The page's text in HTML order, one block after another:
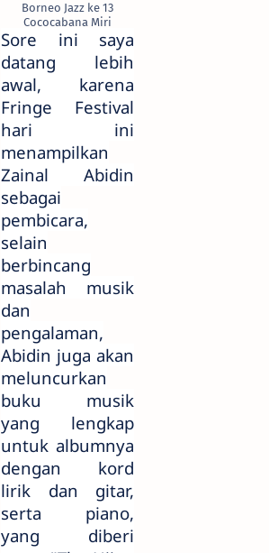
Borneo Jazz ke 13
Cococabana Miri
Sore ini saya
datang lebih
awal, karena
Fringe Festival
hari ini
menampilkan
Zainal Abidin
sebagai
pembicara,
selain
berbincang
masalah musik
dan
pengalaman,
Abidin juga akan
meluncurkan
buku musik
yang lengkap
untuk albumnya
dengan kord
lirik dan gitar,
serta piano,
yang diberi